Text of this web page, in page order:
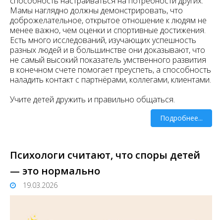
Мамы наглядно должны демонстрировать, что
доброжелательное, открытое отношение к людям не
менее важно, чем оценки и спортивные достижения.
Есть много исследований, изучающих успешность
разных людей и в большинстве они доказывают, что
не самый высокий показатель умственного развития
в конечном счете помогает преуспеть, а способность
наладить контакт с партнёрами, коллегами, клиентами.
Учите детей дружить и правильно общаться.
Подробнее...
Психологи считают, что споры детей
— это нормально
19.03.2026